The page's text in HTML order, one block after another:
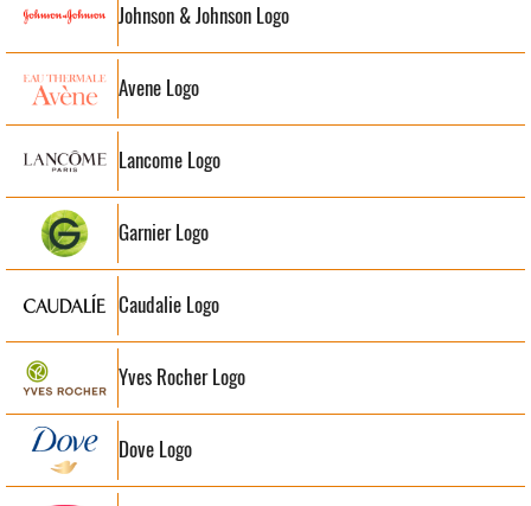
Johnson & Johnson Logo
Avene Logo
Lancome Logo
Garnier Logo
Caudalie Logo
Yves Rocher Logo
Dove Logo